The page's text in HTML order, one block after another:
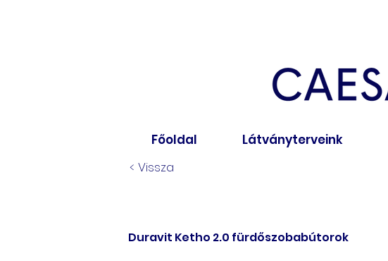
Főoldal Látványterveink
< Vissza
Duravit Ketho 2.0 fürdőszobabútorok